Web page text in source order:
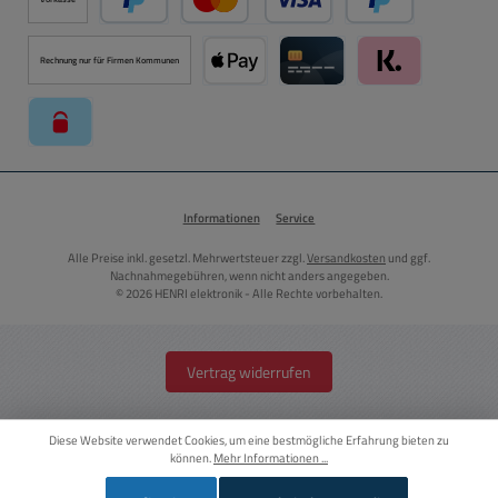
PayPal Kredit- oder Debitkarte über PayPal
Später Bezahlen
Rechnung nur für Firmen Kommunen
Informationen Service
Alle Preise inkl. gesetzl. Mehrwertsteuer zzgl.Versandkosten und ggf.
Nachnahmegebühren, wenn nicht anders angegeben.
© 2026 HENRI elektronik - Alle Rechte vorbehalten.
Vertrag widerrufen
Diese Website verwendet Cookies, um eine bestmögliche Erfahrung bieten zu
können.Mehr Informationen ...